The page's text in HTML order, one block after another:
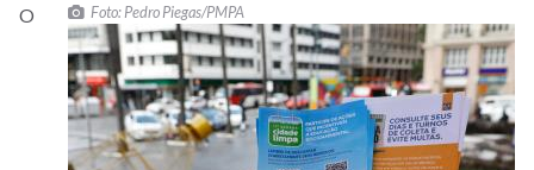
Foto: Pedro Piegas/PMPA
O